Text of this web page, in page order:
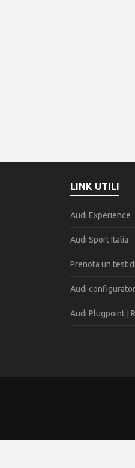
LINK UTILI
Audi Experience
Audi Sport Italia
Prenota un test
Audi configurator
Audi Plugpoint |